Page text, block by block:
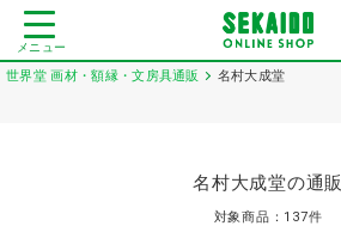
メニュー
世界堂 画材・額縁・文房具通販 名村大成堂
名村大成堂の通販
対象商品： 137件